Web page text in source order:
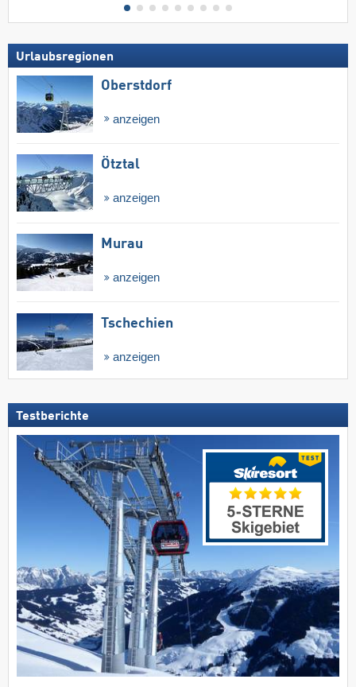
Urlaubsregionen
Oberstdorf
anzeigen
Ötztal
anzeigen
Murau
anzeigen
Tschechien
anzeigen
Testberichte